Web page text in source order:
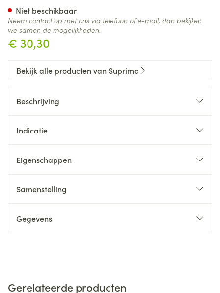
€ 30,30
Niet beschikbaar
Neem contact op met ons via telefoon of e-mail, dan bekijken
we samen de mogelijkheden.
Bekijk alle producten van Suprima
Beschrijving
Indicatie
Eigenschappen
Samenstelling
Gegevens
Gerelateerde producten